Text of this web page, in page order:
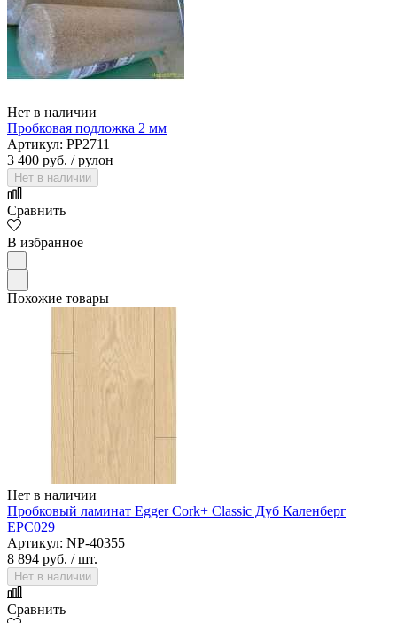
Нет в наличии
Пробковая подложка 2 мм
Артикул: PP2711
3 400 руб. / рулон
Нет в наличии
Сравнить
В избранное
Похожие товары
Нет в наличии
Пробковый ламинат Egger Cork+ Classic Дуб Каленберг
EPC029
Артикул: NP-40355
8 894 руб. / шт.
Нет в наличии
Сравнить